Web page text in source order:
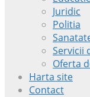
Juridic
Politia
Servicii
Oferta
Harta site
Contact